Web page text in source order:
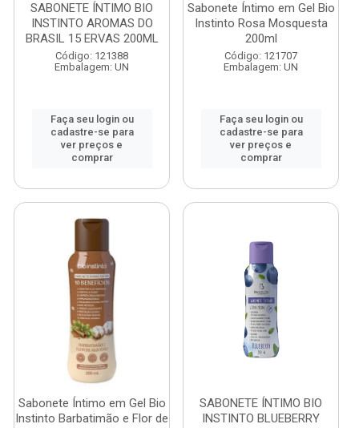
SABONETE ÍNTIMO BIO
INSTINTO AROMAS DO
BRASIL 15 ERVAS 200ML
Código: 121388
Embalagem: UN
Faça seu login ou
cadastre-se para
ver preços e
comprar
Sabonete Íntimo em Gel Bio
Instinto Rosa Mosquesta
200ml
Código: 121707
Embalagem: UN
Faça seu login ou
cadastre-se para
ver preços e
comprar
Sabonete Íntimo em Gel Bio
Instinto Barbatimão e Flor de
SABONETE ÍNTIMO BIO
INSTINTO BLUEBERRY